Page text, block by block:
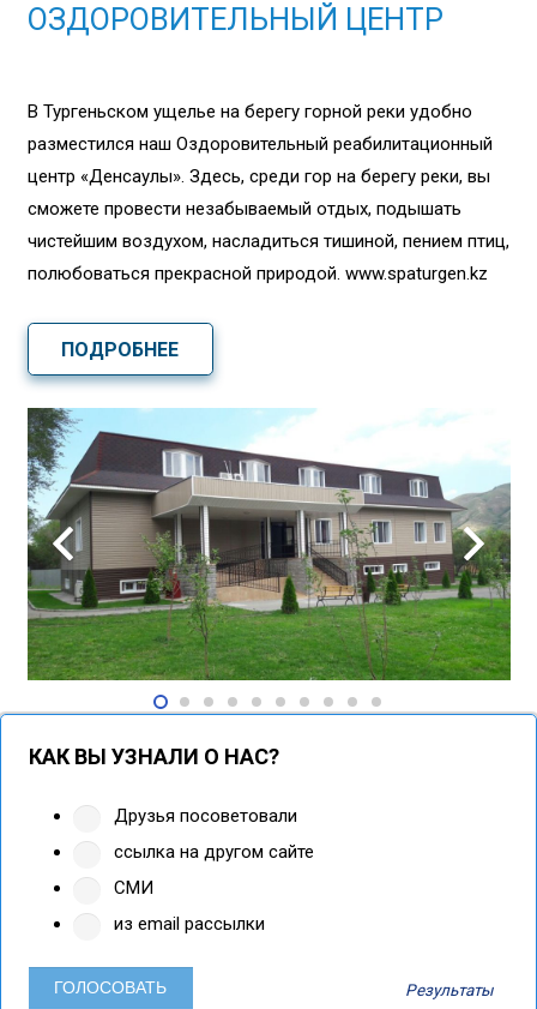
ОЗДОРОВИТЕЛЬНЫЙ ЦЕНТР
В Тургеньском ущелье на берегу горной реки удобно
разместился наш Оздоровительный реабилитационный
центр «Денсаулық». Здесь, среди гор на берегу реки, вы
сможете провести незабываемый отдых, подышать
чистейшим воздухом, насладиться тишиной, пением птиц,
полюбоваться прекрасной природой. www.spaturgen.kz
ПОДРОБНЕЕ
КАК ВЫ УЗНАЛИ О НАС?
Друзья посоветовали
ссылка на другом сайте
СМИ
из email рассылки
Результаты